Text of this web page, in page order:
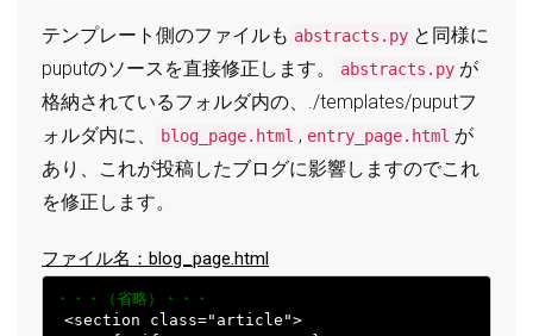
テンプレート側のファイルも abstracts.py と同様に
puputのソースを直接修正します。
abstracts.py が
格納されているフォルダ内の、./templates/puputフ
ォルダ内に、
blog_page.html , entry_page.html が
あり、これが投稿したブログに影響しますのでこれ
を修正します。
ファイル名：blog_page.html
・・・（省略）・・・
<section class="article">